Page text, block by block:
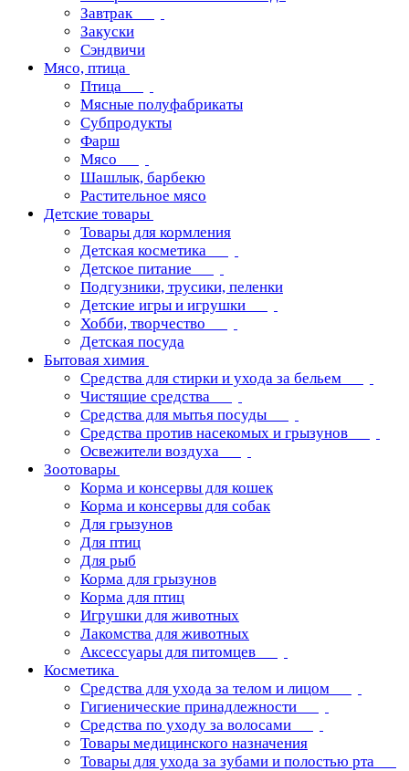
Завтрак
Закуски
Сэндвичи
Мясо, птица
Птица
Мясные полуфабрикаты
Субпродукты
Фарш
Мясо
Шашлык, барбекю
Растительное мясо
Детские товары
Товары для кормления
Детская косметика
Детское питание
Подгузники, трусики, пеленки
Детские игры и игрушки
Хобби, творчество
Детская посуда
Бытовая химия
Средства для стирки и ухода за бельем
Чистящие средства
Средства для мытья посуды
Средства против насекомых и грызунов
Освежители воздуха
Зоотовары
Корма и консервы для кошек
Корма и консервы для собак
Для грызунов
Для птиц
Для рыб
Корма для грызунов
Корма для птиц
Игрушки для животных
Лакомства для животных
Аксессуары для питомцев
Косметика
Средства для ухода за телом и лицом
Гигиенические принадлежности
Средства по уходу за волосами
Товары медицинского назначения
Товары для ухода за зубами и полостью рта